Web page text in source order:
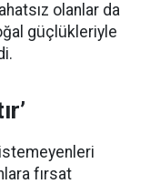
olanlar da
güçlükleriyle
istemeyenleri
fırsat